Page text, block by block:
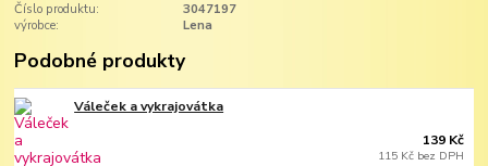
Číslo produktu:
3047197
výrobce:
Lena
Podobné produkty
Váleček a vykrajovátka
139 Kč
115 Kč bez DPH